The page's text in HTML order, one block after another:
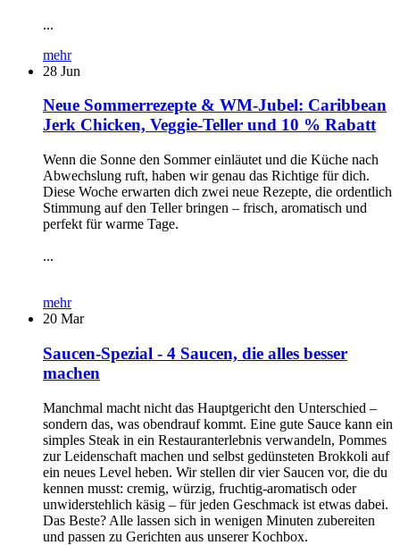
...
mehr
28 Jun
Neue Sommerrezepte & WM-Jubel: Caribbean
Jerk Chicken, Veggie-Teller und 10 % Rabatt
Wenn die Sonne den Sommer einläutet und die Küche nach
Abwechslung ruft, haben wir genau das Richtige für dich.
Diese Woche erwarten dich zwei neue Rezepte, die ordentlich
Stimmung auf den Teller bringen – frisch, aromatisch und
perfekt für warme Tage.
...
mehr
20 Mar
Saucen-Spezial - 4 Saucen, die alles besser
machen
Manchmal macht nicht das Hauptgericht den Unterschied –
sondern das, was obendrauf kommt. Eine gute Sauce kann ein
simples Steak in ein Restauranterlebnis verwandeln, Pommes
zur Leidenschaft machen und selbst gedünsteten Brokkoli auf
ein neues Level heben. Wir stellen dir vier Saucen vor, die du
kennen musst: cremig, würzig, fruchtig-aromatisch oder
unwiderstehlich käsig – für jeden Geschmack ist etwas dabei.
Das Beste? Alle lassen sich in wenigen Minuten zubereiten
und passen zu Gerichten aus unserer Kochbox.